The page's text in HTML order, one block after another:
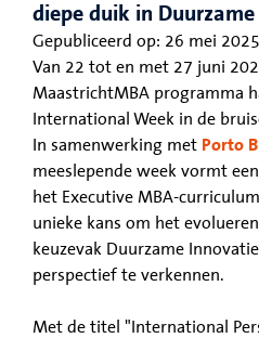
diepe duik in
Gepubliceerd op: 26 mei 2025
Van 22 tot en met 27 juni
MaastrichtMBA programma
International Week in de
In samenwerking met Porto
meeslepende week vormt
het Executive MBA-
unieke kans om het
keuzevak Duurzame
perspectief te verkennen.
Met de titel "International